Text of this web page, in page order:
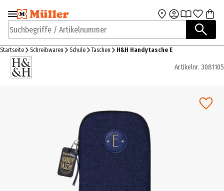
Zur Navigation
springen
Zum Hauptinhalt
Suchbegriffe / Artikelnummer
Startseite Schreibwaren Schule Taschen H&H Handytasche E
Artikelnr. 3081105